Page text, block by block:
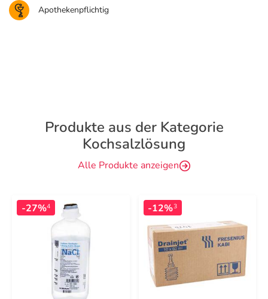
Apothekenpflichtig
Produkte aus der Kategorie
Kochsalzlösung
Alle Produkte anzeigen
-27%4 -12%3